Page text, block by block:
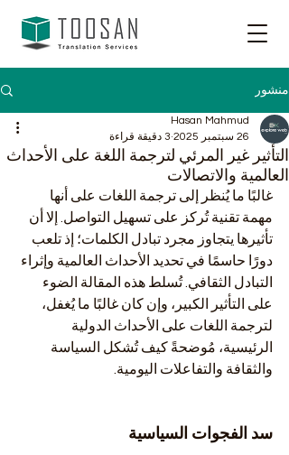
منشور
التأثير غير المرئي لترجمة اللغة على الأحداث
العالمية والاتصالات
Hasan Mahmud
26 سبتمبر 2025
3 دقيقة قراءة
غالبًا ما يُنظر إلى ترجمة اللغات على أنها
مهمة تقنية تُركز على تسهيل التواصل. إلا أن
تأثيرها يتجاوز مجرد تبادل الكلمات؛ إذ تلعب
دورًا حاسمًا في تحديد الأحداث العالمية وإثراء
التبادل الثقافي. تُسلط هذه المقالة الضوء
على التأثير الكبير، وإن كان غالبًا ما يُغفل،
لترجمة اللغات على الأحداث الدولية
الرئيسية، مُوضحةً كيف تُشكل السياسة
والثقافة والتفاعلات اليومية.
سد الفجوات السياسية